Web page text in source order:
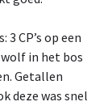
CP’s op een
in het bos
Getallen
deze was snel